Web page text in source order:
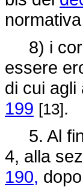
8) i
essere
di cui agli
199 [13].
5. Al
4, alla
190,